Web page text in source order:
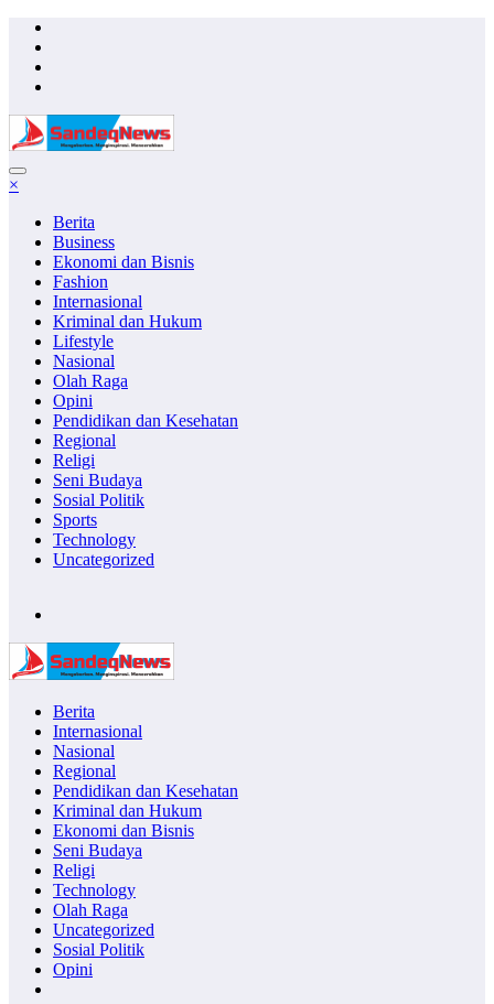
Skip
content
×
Berita
Business
Ekonomi dan Bisnis
Fashion
Internasional
Kriminal dan Hukum
Lifestyle
Nasional
Olah Raga
Opini
Pendidikan dan Kesehatan
Regional
Religi
Seni Budaya
Sosial Politik
Sports
Technology
Uncategorized
Berita
Internasional
Nasional
Regional
Pendidikan dan Kesehatan
Kriminal dan Hukum
Ekonomi dan Bisnis
Seni Budaya
Religi
Technology
Olah Raga
Uncategorized
Sosial Politik
Opini